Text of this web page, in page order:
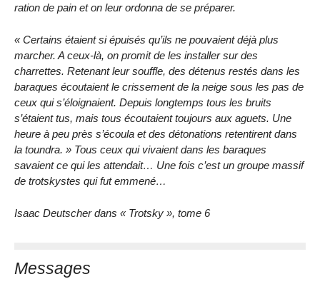
ration de pain et on leur ordonna de se préparer.
« Certains étaient si épuisés qu’ils ne pouvaient déjà plus
marcher. A ceux-là, on promit de les installer sur des
charrettes. Retenant leur souffle, des détenus restés dans les
baraques écoutaient le crissement de la neige sous les pas de
ceux qui s’éloignaient. Depuis longtemps tous les bruits
s’étaient tus, mais tous écoutaient toujours aux aguets. Une
heure à peu près s’écoula et des détonations retentirent dans
la toundra. » Tous ceux qui vivaient dans les baraques
savaient ce qui les attendait… Une fois c’est un groupe massif
de trotskystes qui fut emmené…
Isaac Deutscher dans « Trotsky », tome 6
Messages